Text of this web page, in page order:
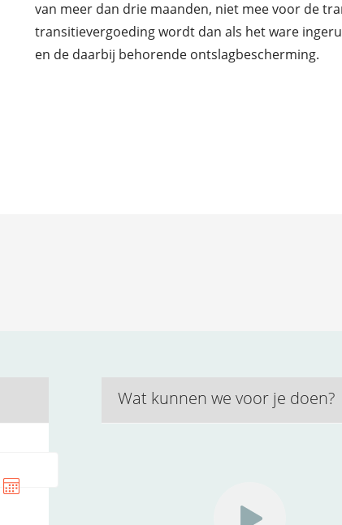
van meer dan drie maanden, niet mee voor de
transitievergoeding wordt dan als het ware
en de daarbij behorende ontslagbescherming.
Wat kunnen we voor je doen?